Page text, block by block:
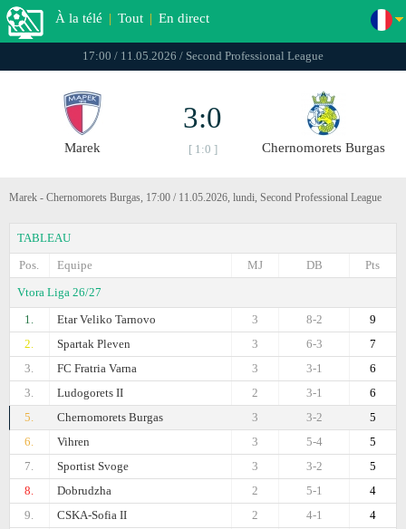
À la télé | Tout | En direct
17:00 / 11.05.2026 / Second Professional League
Marek
3:0
[ 1:0 ] Chernomorets Burgas
Marek - Chernomorets Burgas, 17:00 / 11.05.2026, lundi, Second Professional League
TABLEAU
Pos.
Equipe Pts
DB
MJ
Vtora Liga 26/27
1.
Etar Veliko Tarnovo 9
8-2
3
2.
Spartak Pleven 7
6-3
3
3.
FC Fratria Varna 6
3-1
3
3.
Ludogorets II 6
3-1
2
5.
Chernomorets Burgas 5
3-2
3
6.
Vihren 5
5-4
3
7.
Sportist Svoge 5
3-2
3
8.
Dobrudzha 4
5-1
2
9.
CSKA-Sofiа II 4
4-1
2